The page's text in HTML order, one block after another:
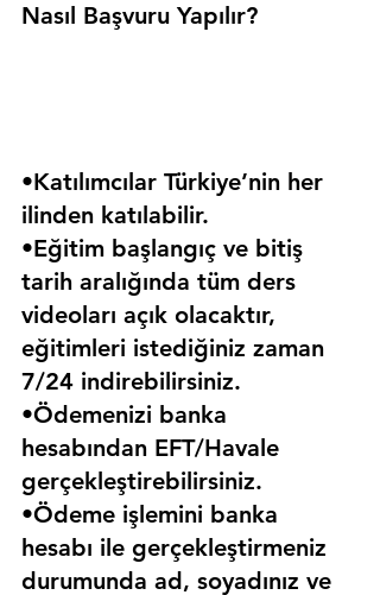
Nasıl Başvuru Yapılır?
•Katılımcılar Türkiye’nin her
ilinden katılabilir.
•Eğitim başlangıç ve bitiş
tarih aralığında tüm ders
videoları açık olacaktır,
eğitimleri istediğiniz zaman
7/24 indirebilirsiniz.
•Ödemenizi banka
hesabından EFT/Havale
gerçekleştirebilirsiniz.
•Ödeme işlemini banka
hesabı ile gerçekleştirmeniz
durumunda ad, soyadınız ve